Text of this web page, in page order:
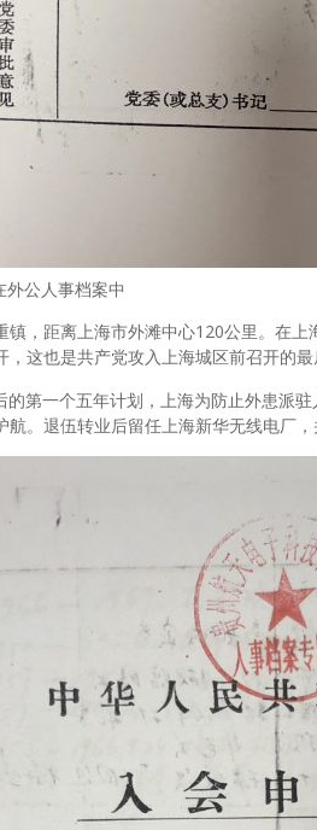
公人事档案中
镇，距离上海市外滩中心120公里。在
这也是共产党攻入上海城区前召开的最
第一个五年计划，上海为防止外患派
。退伍转业后留任上海新华无线电厂